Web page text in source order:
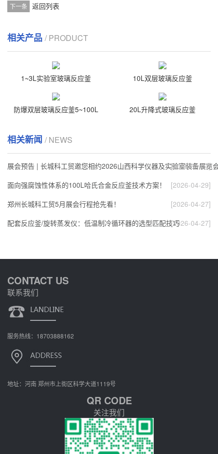
下一条 返回列表
相关产品 / PRODUCT
1~3L实验室玻璃反应釜 10L双层玻璃反应釜
防爆双层玻璃反应釜5~100L 20L升降式玻璃反应釜
相关新闻 / NEWS
展会预告 | 长城科工贸邀您相约2026山西科学仪器及实验室装备展览
[2026-05-07]
面向强腐蚀性体系的100L哈氏合金反应釜技术方案！
[2026-04-29]
郑州长城科工贸5月展会行程抢先看！
[2026-04-27]
配套反应釜/旋转蒸发仪：低温制冷循环器的选型匹配技巧[2026-04-27]
CONTACT US
联系我们
服务热线：18703888162
地址：河南 郑州市上街区科学大道1119号
QR CODE
关注我们